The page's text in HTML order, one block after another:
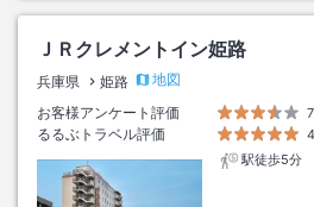
ＪＲクレメントイン姫路
兵庫県 姫路
地図
お客様アンケート評価
るるぶトラベル評価
駅徒歩5分